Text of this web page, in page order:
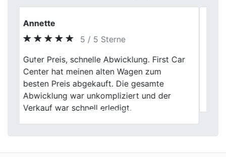
Oliver Kranz
4 / 5 Sterne
Der Autoverkauf verlief insgesamt
zufriedenstellend. Kleinere Wartezeiten vor
Ort minderten den ansonsten positiven
Gesamteindruck geringfügig.
Previous